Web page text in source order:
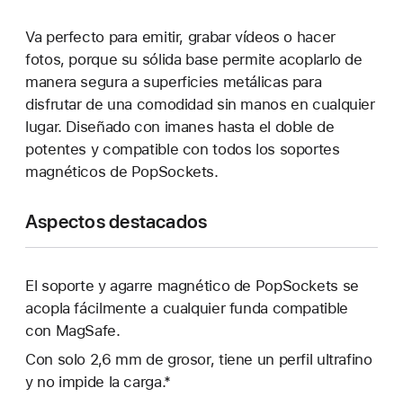
Va perfecto para emitir, grabar vídeos o hacer
fotos, porque su sólida base permite acoplarlo de
manera segura a superficies metálicas para
disfrutar de una comodidad sin manos en cualquier
lugar. Diseñado con imanes hasta el doble de
potentes y compatible con todos los soportes
magnéticos de PopSockets.
Aspectos destacados
El soporte y agarre magnético de PopSockets se
acopla fácilmente a cualquier funda compatible
con MagSafe.
Con solo 2,6 mm de grosor, tiene un perfil ultrafino
y no impide la carga.*